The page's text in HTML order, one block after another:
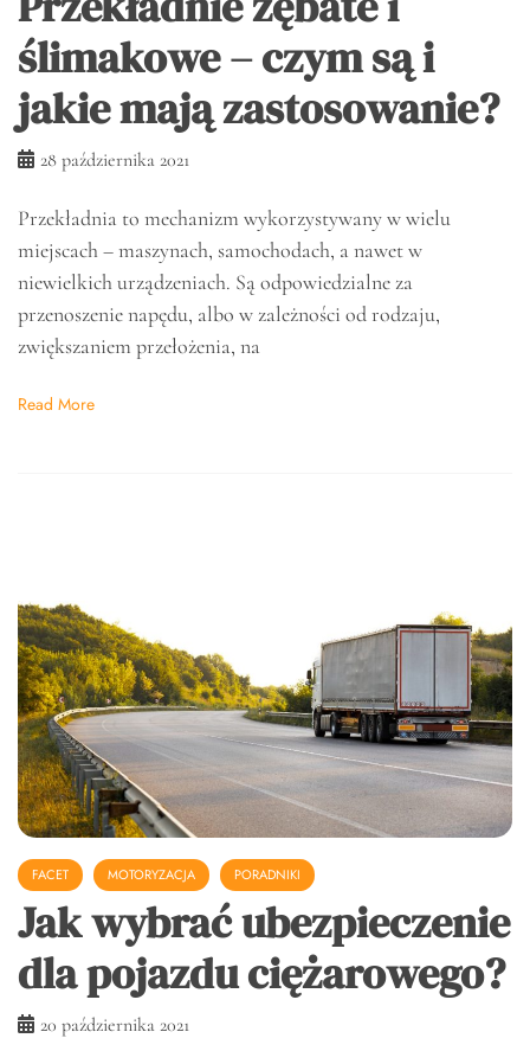
ślimakowe – czym są i
jakie mają zastosowanie?
28 października 2021
Przekładnia to mechanizm wykorzystywany w wielu
miejscach – maszynach, samochodach, a nawet w
niewielkich urządzeniach. Są odpowiedzialne za
przenoszenie napędu, albo w zależności od rodzaju,
zwiększaniem przełożenia, na
Read More
FACET MOTORYZACJA PORADNIKI
Jak wybrać ubezpieczenie
dla pojazdu ciężarowego?
20 października 2021